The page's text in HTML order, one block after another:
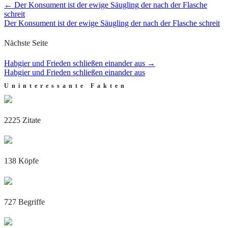
← Der Konsument ist der ewige Säugling der nach der Flasche
schreit
Der Konsument ist der ewige Säugling der nach der Flasche schreit
Nächste Seite
Habgier und Frieden schließen einander aus →
Habgier und Frieden schließen einander aus
Uninteressante Fakten
2225 Zitate
138 Köpfe
727 Begriffe